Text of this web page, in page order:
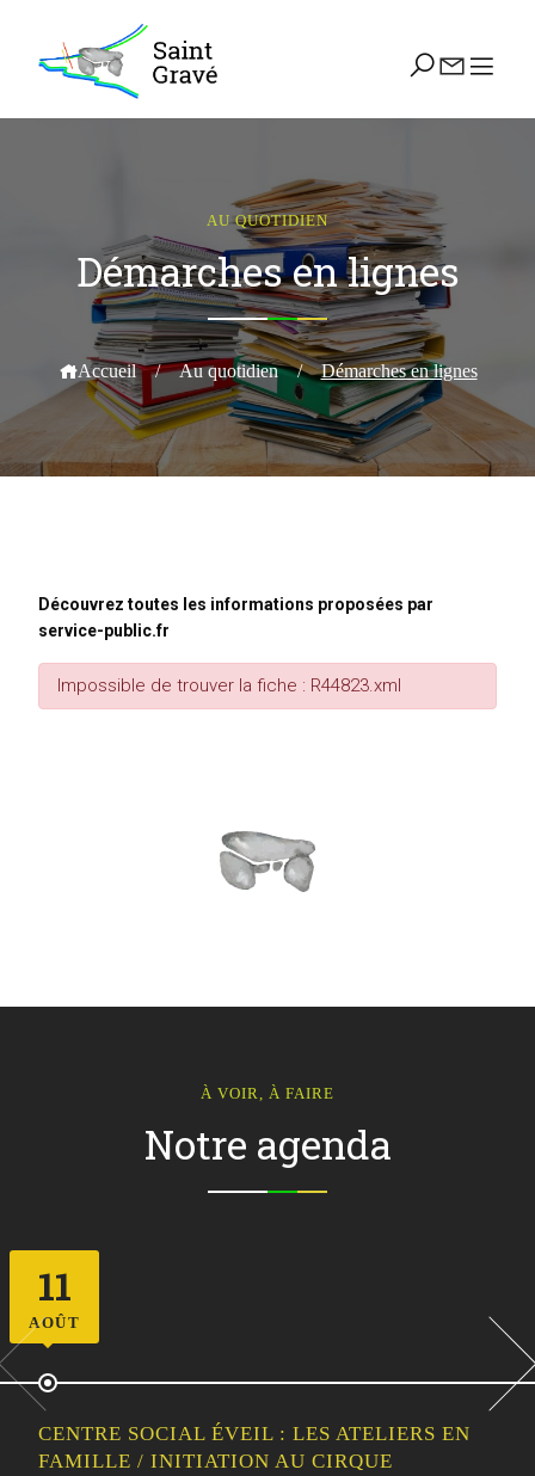
AU QUOTIDIEN
Démarches en lignes
Accueil / Au quotidien / Démarches en lignes
Découvrez toutes les informations proposées par
service-public.fr
Impossible de trouver la fiche : R44823.xml
À VOIR, À FAIRE
Notre agenda
12
AOÛT
CENTRE SOCIAL ÉVEIL : SORTIE
FAMILLE/HABITANTS – VISITE GUIDÉE DE